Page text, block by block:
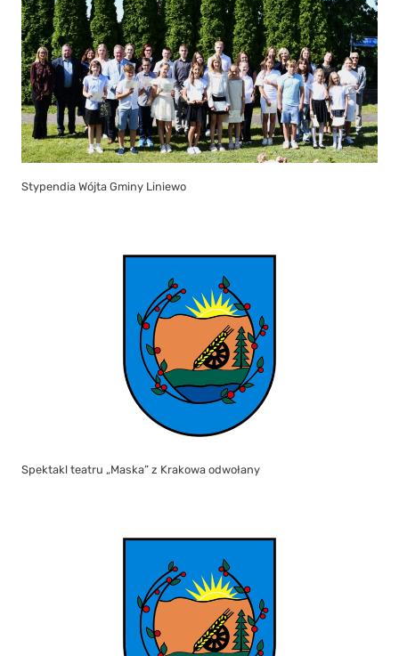
Stypendia Wójta Gminy Liniewo
Spektakl teatru „Maska” z Krakowa odwołany